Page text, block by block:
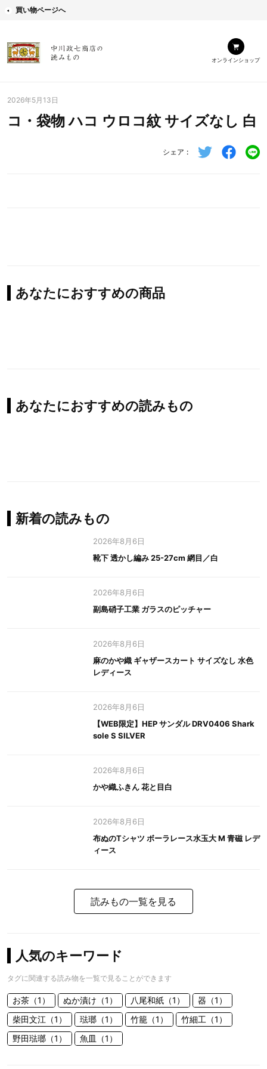
買い物ページへ
オンラインショップ
2026年5月13日
コ・袋物 ハコ ウロコ紋 サイズなし 白
シェア
あなたにおすすめの商品
あなたにおすすめの読みもの
新着の読みもの
2026年8月6日
靴下 透かし編み 25-27cm 網目／白
2026年8月6日
副島硝子工業 ガラスのピッチャー
2026年8月6日
麻のかや織 ギャザースカート サイズなし 水色
レディース
2026年8月6日
【WEB限定】HEP サンダル DRV0406 Shark
sole S SILVER
2026年8月6日
かや織ふきん 花と目白
2026年8月6日
布ぬのTシャツ ボーラレース水玉大 M 青磁 レデ
ィース
読みもの一覧を見る
人気のキーワード
タグに関連する読み物を一覧で見ることができます
お茶（1） ぬか漬け（1） 八尾和紙（1）
器（1）
柴田文江（1）
琺瑯（1） 竹籠（1）
竹細工（1）
野田琺瑯（1）
魚皿（1）